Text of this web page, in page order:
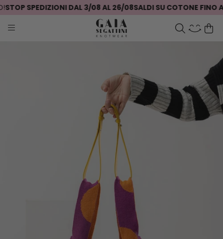
SPEDIZIONI DAL 3/08 AL 26/08SALDI SU COTONE FINO